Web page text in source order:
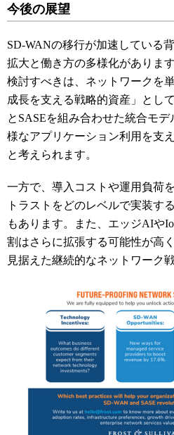
今後の展望
SD-WANの移行が加速している
拡大と働き方の多様化がありま
検討すべきは、ネットワークを
成長を支える戦略的資産」とし
とSASEを組み合わせた統合モ
様なアプリケーション利用を支
と考えられます。
一方で、導入コストや運用負荷
トラストをどのレベルで実装す
もあります。また、エッジAIや
割はさらに拡張する可能性が高
見据えた継続的なネットワーク